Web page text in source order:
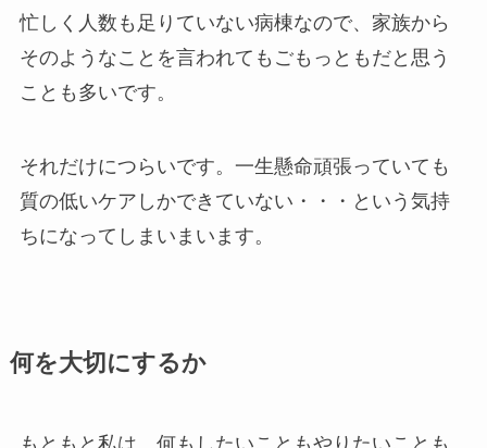
忙しく人数も足りていない病棟なので、家族から
そのようなことを言われてもごもっともだと思う
ことも多いです。
それだけにつらいです。一生懸命頑張っていても
質の低いケアしかできていない・・・という気持
ちになってしまいまいます。
何を大切にするか